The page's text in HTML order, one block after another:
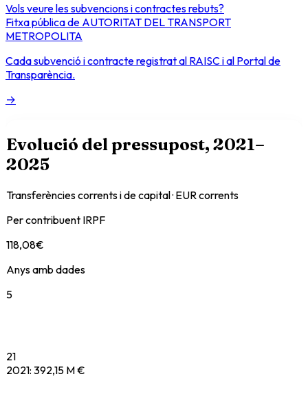
Vols veure les subvencions i contractes rebuts?
Fitxa pública de AUTORITAT DEL TRANSPORT
METROPOLITA
Cada subvenció i contracte registrat al RAISC i al Portal de
Transparència.
→
Evolució del pressupost, 2021–
2025
Transferències corrents i de capital · EUR corrents
Per contribuent IRPF
118,08€
Anys amb dades
5
21
2021: 392,15 M €